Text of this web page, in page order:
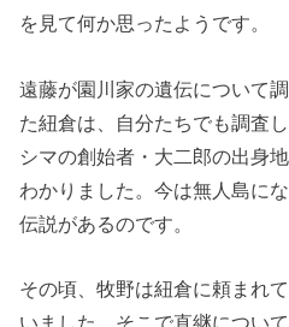
を見て何か思ったようです。
遠藤が園川家の遺伝について
た紐倉は、自分たちでも調査
シマの創始者・大二郎の出身
わかりました。今は無人島に
伝説があるのです。
その頃、牧野は紐倉に頼まれ
いました。そこで直継につい